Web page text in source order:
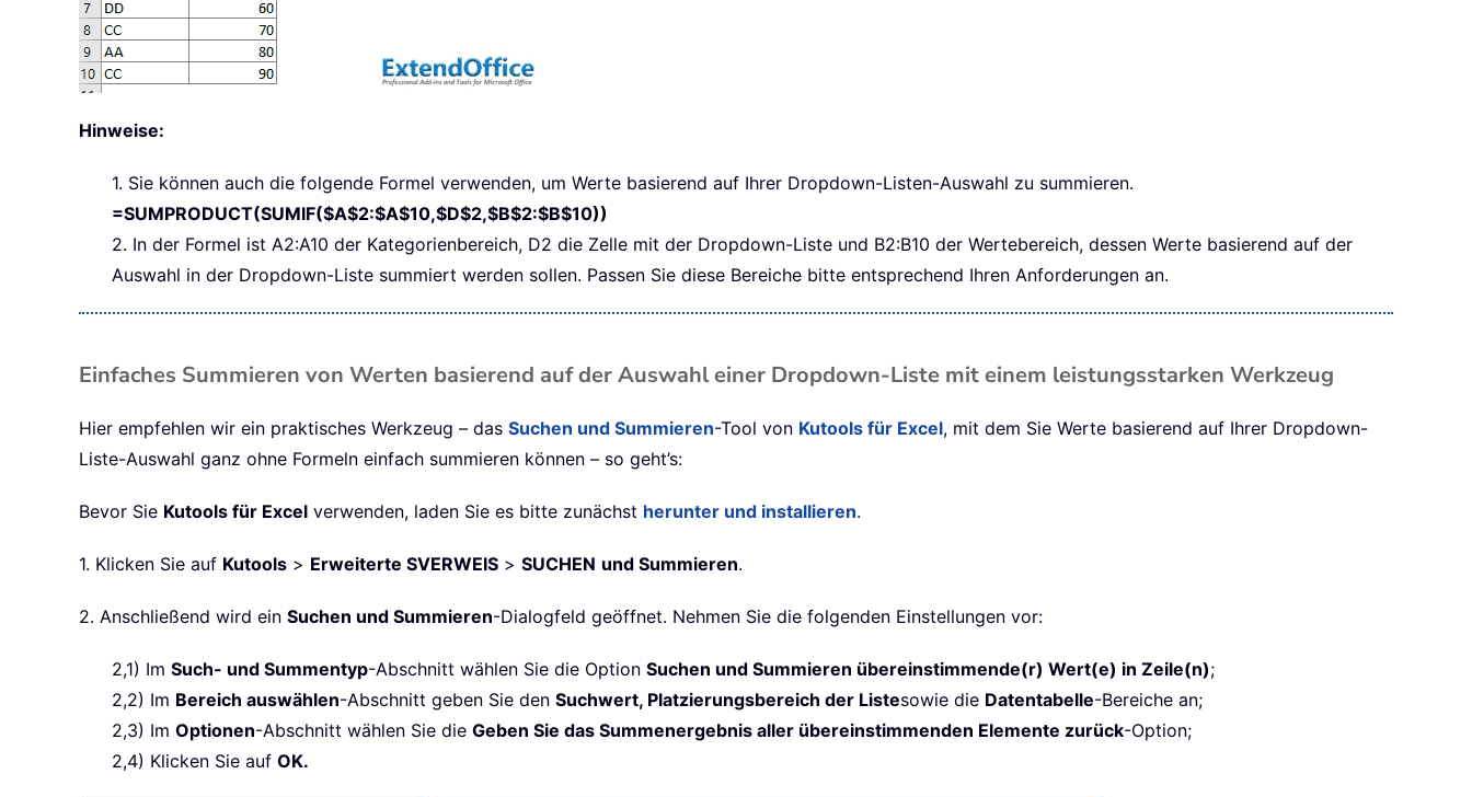
Hinweise:
1. Sie können auch die folgende Formel verwenden, um Werte basierend auf Ihrer Dropdown-Listen-Auswahl zu summieren.
=SUMPRODUCT(SUMIF($A$2:$A$10,$D$2,$B$2:$B$10))
2. In der Formel ist A2:A10 der Kategorienbereich, D2 die Zelle mit der Dropdown-Liste und B2:B10 der Wertebereich, dessen Werte basierend auf der
Auswahl in der Dropdown-Liste summiert werden sollen. Passen Sie diese Bereiche bitte entsprechend Ihren Anforderungen an.
Einfaches Summieren von Werten basierend auf der Auswahl einer Dropdown-Liste mit einem leistungsstarken Werkzeug
Hier empfehlen wir ein praktisches Werkzeug – das Suchen und Summieren-Tool von Kutools für Excel, mit dem Sie Werte basierend auf Ihrer Dropdown-
Liste-Auswahl ganz ohne Formeln einfach summieren können – so geht’s:
Bevor Sie Kutools für Excel verwenden, laden Sie es bitte zunächst herunter und installieren.
1. Klicken Sie auf Kutools > Erweiterte SVERWEIS > SUCHEN und Summieren.
2. Anschließend wird ein Suchen und Summieren-Dialogfeld geöffnet. Nehmen Sie die folgenden Einstellungen vor:
2,1) Im Such- und Summentyp-Abschnitt wählen Sie die Option Suchen und Summieren übereinstimmende(r) Wert(e) in Zeile(n);
2,2) Im Bereich auswählen-Abschnitt geben Sie den Suchwert, Platzierungsbereich der Listesowie die Datentabelle-Bereiche an;
2,3) Im Optionen-Abschnitt wählen Sie die Geben Sie das Summenergebnis aller übereinstimmenden Elemente zurück-Option;
2,4) Klicken Sie auf OK.